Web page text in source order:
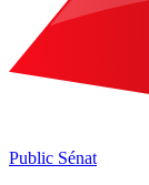
Public Sénat